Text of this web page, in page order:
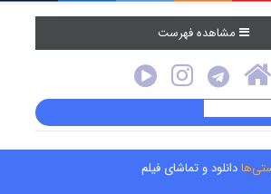
مشاهده فهرست
دانلود و تماشای فیلم